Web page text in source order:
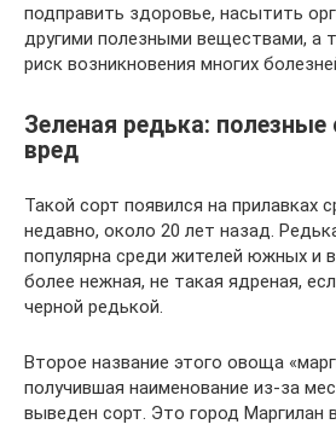
подправить здоровье, насытить
другими полезными веществами, а
риск возникновения многих
Зеленая редька: полезные
вред
Такой сорт появился на прилавках
недавно, около 20 лет назад.
популярна среди жителей южных и
более нежная, не такая ядреная,
черной редькой.
Второе название этого овоща
получившая наименование из-за
выведен сорт. Это город Маргилан